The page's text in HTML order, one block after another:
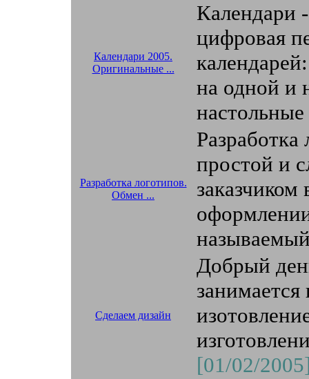
Календари 2005.
Оригинальные ...
Календари
цифровая
на одной и
Разработка логотипов.
Обмен ...
простой и
Сделаем дизайн
Добрый
[01/02/